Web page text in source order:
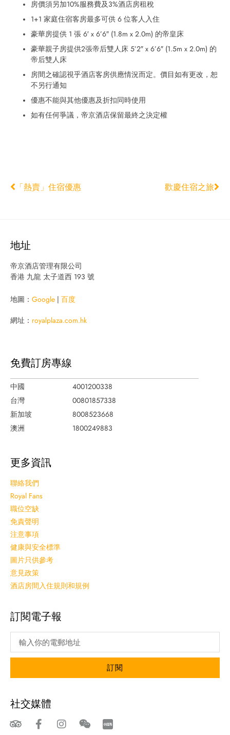
房價須另加10%服務費及3%酒店房租稅
1+1 家庭住宿客房最多可供 6 位客人入住
豪華房提供 1 張 6′ x 6’6″ (1.8m x 2.0m) 的帝皇床
豪華親子房提供2張帝后雙人床 5’2″ x 6’6″ (1.5m x 2.0m) 的
帝后雙人床
房間之確認視乎酒店客房供應情況而定。價目如有更改，恕
不另行通知
優惠不能與其他優惠及折扣同時使用
如有任何爭議，帝京酒店保留最終之決定權
「熱賣」住宿優惠 歡慶住宿之旅
地址
帝京酒店管理有限公司
香港 九龍 太子道西 193 號
地圖： Google 百度
網址： royalplaza.com.hk
免費訂房專線
中國
4001200338
台灣
00801857338
新加坡
8008523668
澳洲
1800249883
更多資訊
聯絡我們
Royal Fans
職位空缺
免責聲明
注意事項
健康與安全標準
圖片只供參考
意見政策
酒店房間入住規則和規例
訂閱電子報
訂閱
社交媒體